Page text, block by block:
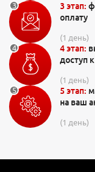
3 этап:
оплату
(1 день)
4 этап:
доступ
(1 день)
5 этап:
на ваш
(1 день)